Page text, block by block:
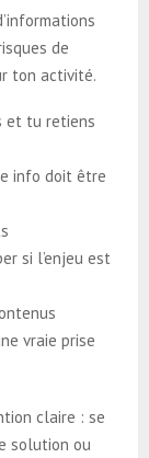
de
ton activité.
et tu retiens
info doit être
si l’enjeu est
vraie prise
claire : se
solution ou